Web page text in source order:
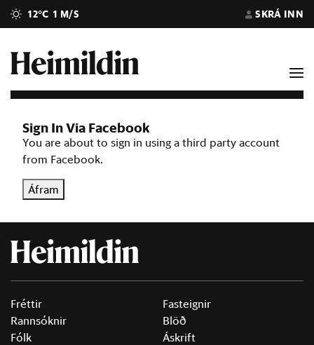
12°C 1 M/S SKRÁ INN
Sign In Via Facebook
You are about to sign in using a third party account
from Facebook.
Áfram
Fréttir
Rannsóknir
Fólk
Fasteignir
Blöð
Áskrift